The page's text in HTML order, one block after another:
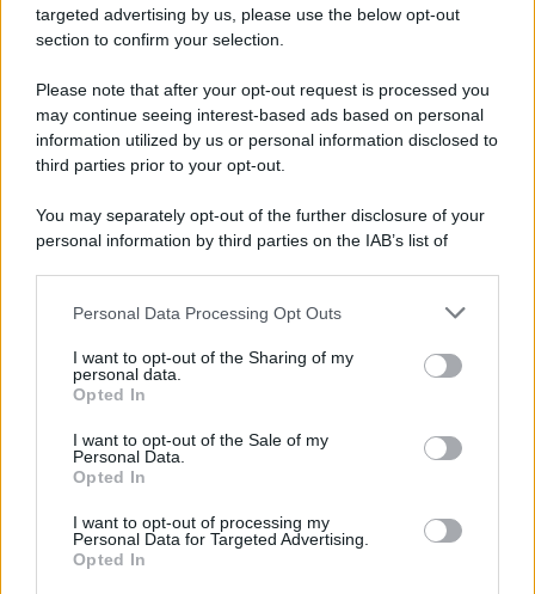
targeted advertising by us, please use the below opt-out
section to confirm your selection.
Please note that after your opt-out request is processed you
may continue seeing interest-based ads based on personal
information utilized by us or personal information disclosed to
third parties prior to your opt-out.
You may separately opt-out of the further disclosure of your
personal information by third parties on the IAB’s list of
This information may also be disclosed by us to third parties
disclose it to other third parties.
Please note that this website/app uses one or more Google
services and may gather and store information including but
not limited to your visit or usage behaviour. You may click to
grant or deny consent to Google and its third-party tags to
consent section.
Personal Data Processing Opt Outs
I want to opt-out of the Sharing of my
personal data.
Opted In
I want to opt-out of the Sale of my
Personal Data.
Opted In
I want to opt-out of processing my
Personal Data for Targeted Advertising.
Opted In